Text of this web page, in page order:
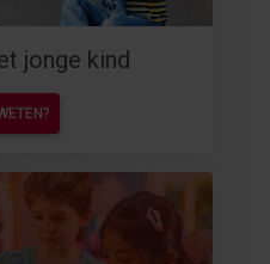
jonge kind